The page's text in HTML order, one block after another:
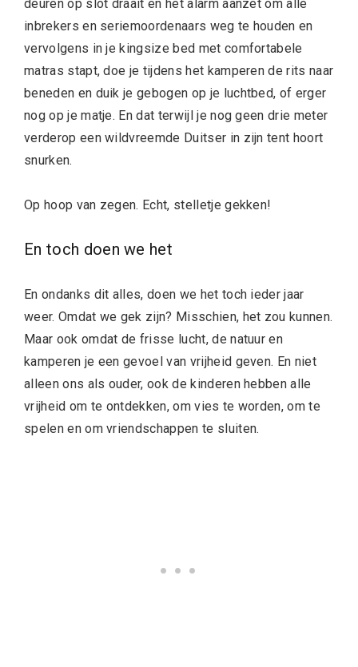
deuren op slot draait en het alarm aanzet om alle
inbrekers en seriemoordenaars weg te houden en
vervolgens in je kingsize bed met comfortabele
matras stapt, doe je tijdens het kamperen de rits naar
beneden en duik je gebogen op je luchtbed, of erger
nog op je matje. En dat terwijl je nog geen drie meter
verderop een wildvreemde Duitser in zijn tent hoort
snurken.
Op hoop van zegen. Echt, stelletje gekken!
En toch doen we het
En ondanks dit alles, doen we het toch ieder jaar
weer. Omdat we gek zijn? Misschien, het zou kunnen.
Maar ook omdat de frisse lucht, de natuur en
kamperen je een gevoel van vrijheid geven. En niet
alleen ons als ouder, ook de kinderen hebben alle
vrijheid om te ontdekken, om vies te worden, om te
spelen en om vriendschappen te sluiten.